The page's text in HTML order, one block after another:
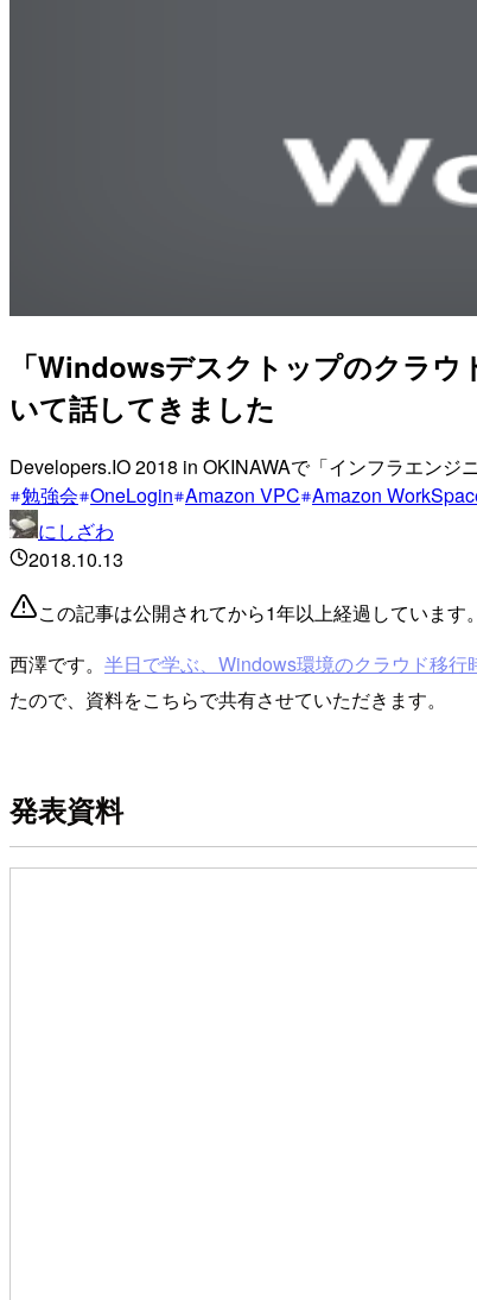
「Windowsデスクトップのクラ
いて話してきました
Developers.IO 2018 in OKINAWAで「インフラエン
勉強会 OneLogin Amazon VPC Amazon
にしざわ
2018.10.13
この記事は公開されてから1年以上経過しています
西澤です。 半日で学ぶ、Windows環境のクラウド移
たので、資料をこちらで共有させていただきます。
発表資料